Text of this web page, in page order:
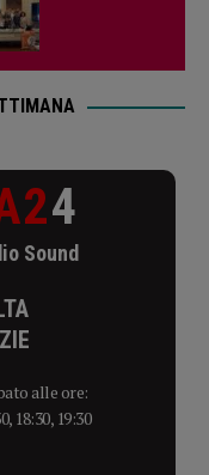
4
Sound
alle ore:
18:30, 19:30